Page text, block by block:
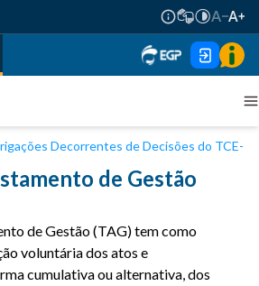
Decorrentes de Decisões do TCE-PR
de Gestão
de Gestão (TAG) tem como
voluntária dos atos e
cumulativa ou alternativa, dos